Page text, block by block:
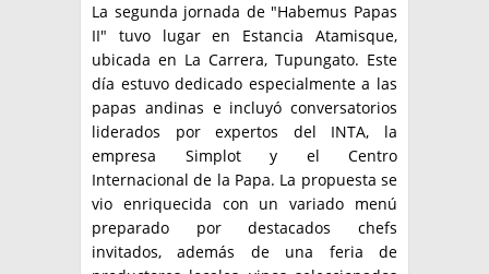
La segunda jornada de "Habemus Papas
II" tuvo lugar en Estancia Atamisque,
ubicada en La Carrera, Tupungato. Este
día estuvo dedicado especialmente a las
papas andinas e incluyó conversatorios
liderados por expertos del INTA, la
empresa Simplot y el Centro
Internacional de la Papa. La propuesta se
vio enriquecida con un variado menú
preparado por destacados chefs
invitados, además de una feria de